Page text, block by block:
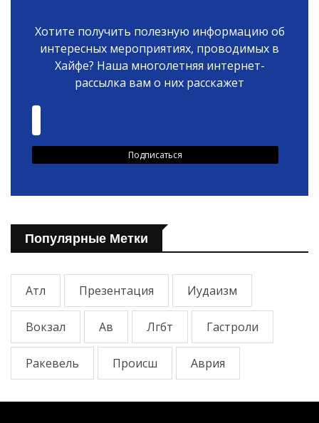
Хотите получить полезную информацию об
интересных мероприятиях, проводимых в
Хайфе? Наша многолетняя интернет-
рассылка вам о них расскажет
Популярные Метки
Атл Презентация Иудаизм
Вокзал Ав Лгбт Гастроли
Ракевель Происш Аврия